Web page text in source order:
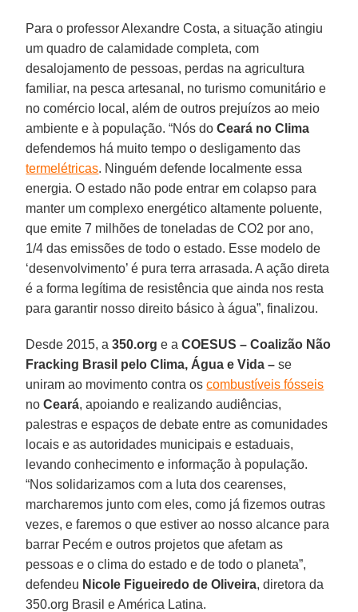
Para o professor Alexandre Costa, a situação atingiu
um quadro de calamidade completa, com
desalojamento de pessoas, perdas na agricultura
familiar, na pesca artesanal, no turismo comunitário e
no comércio local, além de outros prejuízos ao meio
ambiente e à população. “Nós doCeará no Clima
defendemos há muito tempo o desligamento das
termelétricas. Ninguém defende localmente essa
energia. O estado não pode entrar em colapso para
manter um complexo energético altamente poluente,
que emite 7 milhões de toneladas de CO2 por ano,
1/4 das emissões de todo o estado. Esse modelo de
‘desenvolvimento’ é pura terra arrasada. A ação direta
é a forma legítima de resistência que ainda nos resta
para garantir nosso direito básico à água”, finalizou.
Desde 2015, a350.org e aCOESUS – Coalizão Não
Fracking Brasil pelo Clima, Água e Vida – se
uniram ao movimento contra oscombustíveis fósseis
noCeará, apoiando e realizando audiências,
palestras e espaços de debate entre as comunidades
locais e as autoridades municipais e estaduais,
levando conhecimento e informação à população.
“Nos solidarizamos com a luta dos cearenses,
marcharemos junto com eles, como já fizemos outras
vezes, e faremos o que estiver ao nosso alcance para
barrar Pecém e outros projetos que afetam as
pessoas e o clima do estado e de todo o planeta”,
defendeu Nicole Figueiredo de Oliveira, diretora da
350.org Brasil e América Latina.